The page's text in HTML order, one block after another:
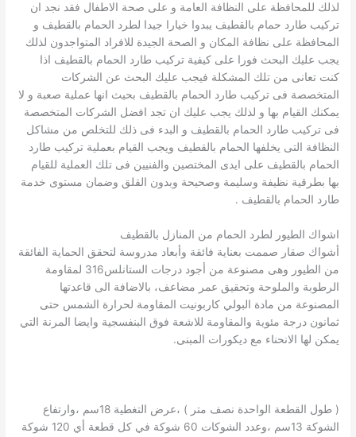
لذلك للمحافظة على النظافة العامة و على صحة الاطفال فقد نجد ان
تركيب طارد حمام بالقطيف يبدوا خيارا جيدا لطرد الحمام بالقطيف و
المحافظة على نظافة المكان و الصحة الجيدة للافراد المتواجدون لذلك
يجب عليك البحث فورا على كيفية تركيب طارد الحمام بالقطيف اذا
كنت تعانى من تلك المشكلة فيجب عليك البحث عن الشركات
المتخصصة فى تركيب طارد الحمام بالقطيف بحيث انها عملية صعبة و لا
يمكنك القيام بها و لذلك يجب عليك ان تجد افضل الشركات المتخصصة
فى تركيب طارد الحمام بالقطيف و البدء فى ذلك للتخلص من مشاكل
النظافة التى يخلفها الحمام بالقطيف ويجب القيام بعملية تركيب طارد
الحمام بالقطيف على ايدى المختصين والفنيين فى تلك العملية للقيام
بها بطرقية نظيفة وسليمة وصحيحة وبدون القلق وضمان مستوى خدمة
طارد الحمام بالقطيف .
اشواك الطيور لطرد الحمام من المنازل بالقطيف
أشواك صقار صممت بعناية فائقة وأبعاد مدروسة لتحقق الحماية الفائقة
من الطيور وهى مصنوعة من أجود درجات الستانلس316 لمقاومة
الرطوبة والملوحة وتحقيق عمر مضاعف، بالاضافة الى قاعدتها
المصنوعة من مادة البولي كاربونيت المقاومة لحرارة الشمس حتى
ثمانون درجة مئوية والمقاومة للاشعة فوق البنفسجية وايضا المرنة التي
يمكن لها الانحناء مع ديكورات المبنى.
( طول القطعة الواحدة نصف متر ) ،عرض التغطية 18سم ،وارتفاع
الشوكة 13سم ،وعدد الشوكات 60 شوكة في كل قطعة أي 120 شوكة